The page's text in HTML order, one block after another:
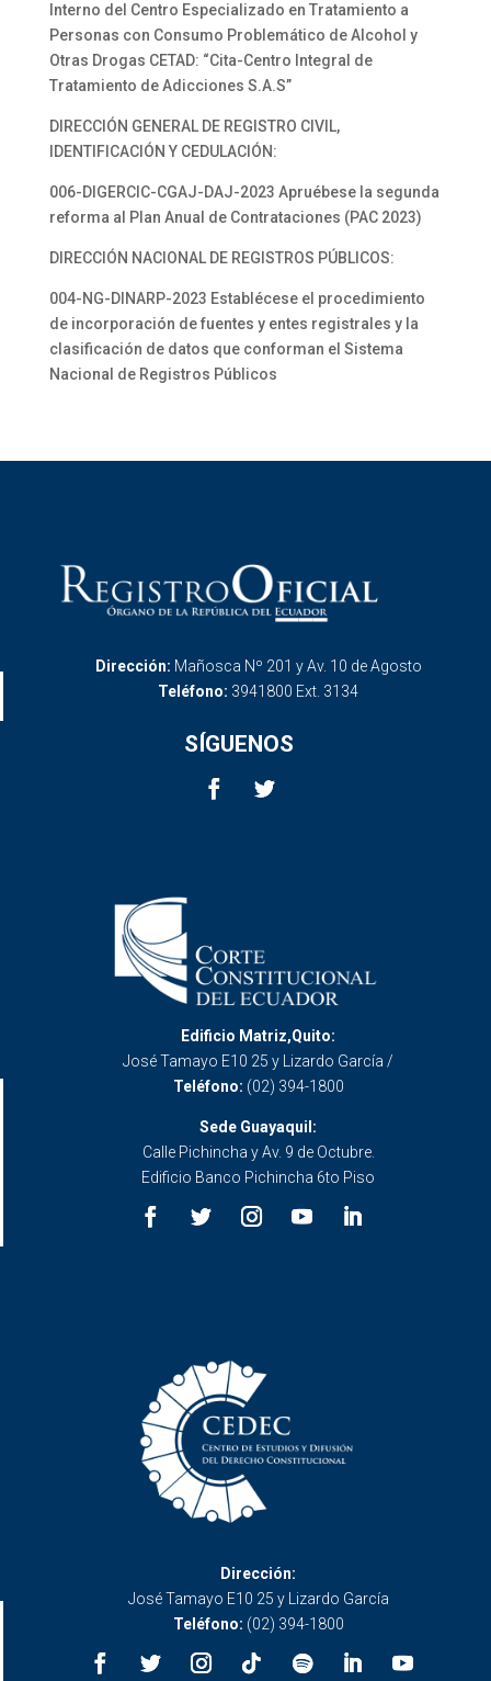
Interno del Centro Especializado en Tratamiento a
Personas con Consumo Problemático de Alcohol y
Otras Drogas CETAD: “Cita-Centro Integral de
Tratamiento de Adicciones S.A.S”
DIRECCIÓN GENERAL DE REGISTRO CIVIL,
IDENTIFICACIÓN Y CEDULACIÓN:
006-DIGERCIC-CGAJ-DAJ-2023 Apruébese la segunda
reforma al Plan Anual de Contrataciones (PAC 2023)
DIRECCIÓN NACIONAL DE REGISTROS PÚBLICOS:
004-NG-DINARP-2023 Establécese el procedimiento
de incorporación de fuentes y entes registrales y la
clasificación de datos que conforman el Sistema
Nacional de Registros Públicos
Dirección: Mañosca Nº 201 y Av. 10 de Agosto
Teléfono: 3941800 Ext. 3134
SÍGUENOS
Edificio Matriz,Quito:
José Tamayo E10 25 y Lizardo García /
Teléfono: (02) 394-1800
Sede Guayaquil:
Calle Pichincha y Av. 9 de Octubre.
Edificio Banco Pichincha 6to Piso
Dirección:
José Tamayo E10 25 y Lizardo García
Teléfono: (02) 394-1800